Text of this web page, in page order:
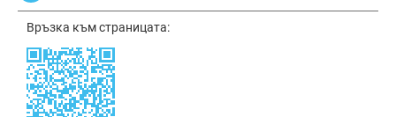
Връзка към страницата: